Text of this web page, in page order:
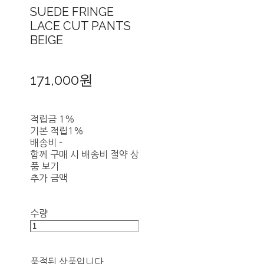
SUEDE FRINGE
LACE CUT PANTS
BEIGE
171,000원
적립금 1%
기본 적립 1%
배송비 -
함께 구매 시 배송비 절약 상
품 보기
추가 금액
수량
품절된 상품입니다.